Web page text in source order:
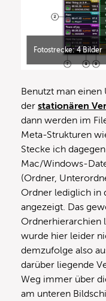
Fotostrecke: 4 Bilder
Benutzt man
der stationären
dann werden im
Meta-Strukturen
Stecke ich
Mac/Windows-
(Ordner,
Ordner lediglich in
angezeigt. Das
Ordnerhierarchien
wurde hier leider
demzufolge also
darüber liegende
Weg immer über
am unteren